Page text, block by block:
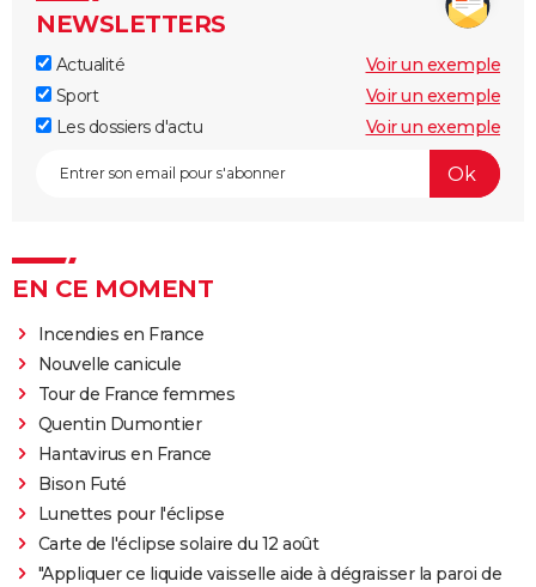
NEWSLETTERS
Actualité
Voir un exemple
Sport
Voir un exemple
Les dossiers d'actu
Voir un exemple
EN CE MOMENT
Incendies en France
Nouvelle canicule
Tour de France femmes
Quentin Dumontier
Hantavirus en France
Bison Futé
Lunettes pour l'éclipse
Carte de l'éclipse solaire du 12 août
"Appliquer ce liquide vaisselle aide à dégraisser la paroi de